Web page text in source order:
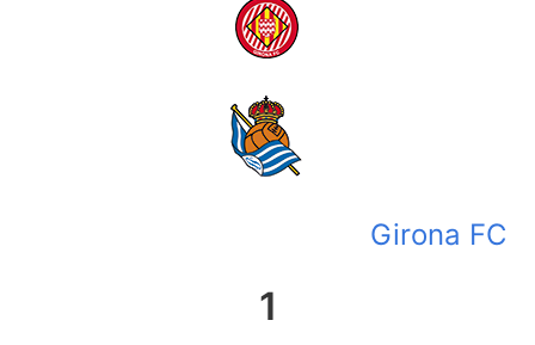
Girona FC
1